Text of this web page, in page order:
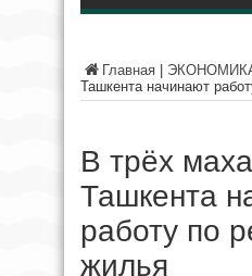
Главная
Ташкента начинают
В трёх
Ташкента
работу по
жилья